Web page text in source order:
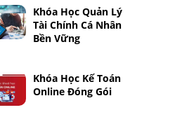
Khóa Học Quản Lý
Tài Chính Cá Nhân
Bền Vững
Khóa Học Kế Toán
Online Đóng Gói